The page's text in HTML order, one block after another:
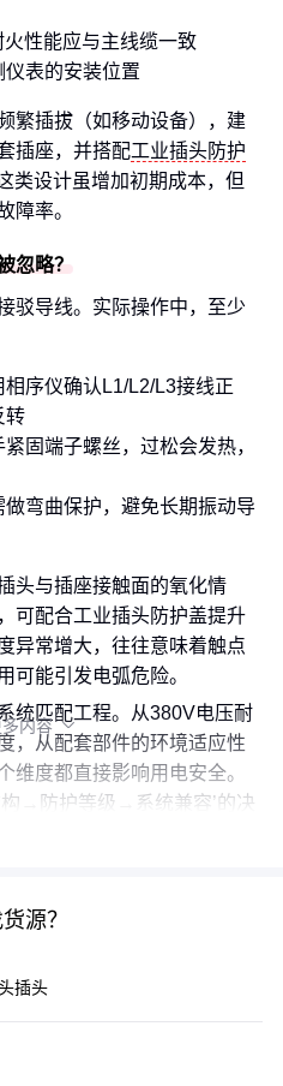
火性能应与主线缆一致
表的安装位置
繁插拔（如移动设备），建
插座，并搭配工业插头防护
类设计虽增加初期成本，但
障率。
忽略？
驳导线。实际操作中，至少
序仪确认L1/L2/L3接线正
转
固端子螺丝，过松会发热，
弯曲保护，避免长期振动导
头与插座接触面的氧化情
可配合工业插头防护盖提升
异常增大，往往意味着触点
能引发电弧危险。
统匹配工程。从380V电压耐
，从配套部件的环境适应性
维度都直接影响用电安全。
→防护等级→系统兼容’的决
内容 
源？